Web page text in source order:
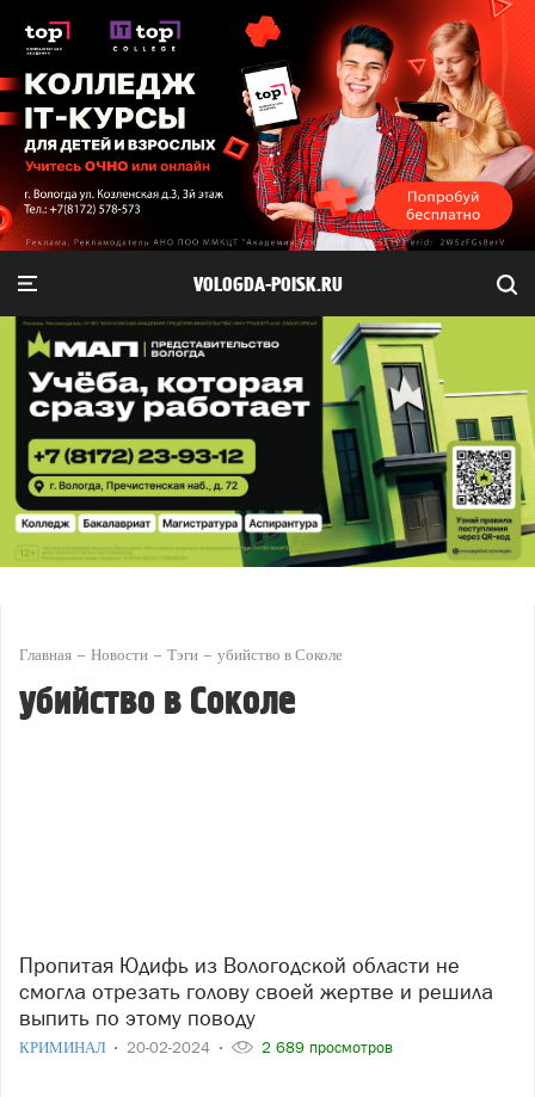
VOLOGDA-POISK.RU
Главная Новости Тэги убийство в Соколе
убийство в Соколе
Пропитая Юдифь из Вологодской области не
смогла отрезать голову своей жертве и решила
выпить по этому поводу
КРИМИНАЛ 20-02-2024 2 689 просмотров